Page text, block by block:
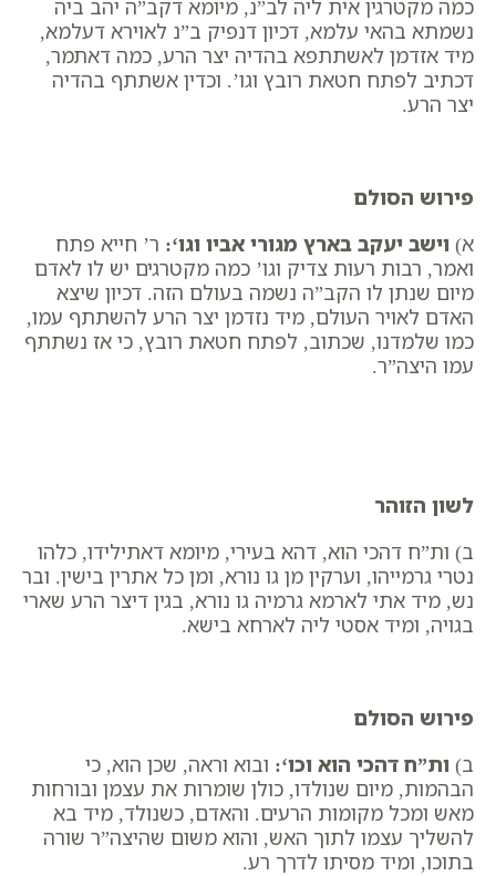
כמה מקטרגין אית ליה לב”נ, מיומא דקב”ה יהב ביה
נשמתא בהאי עלמא, דכיון דנפיק ב”נ לאוירא דעלמא,
מיד אזדמן לאשתתפא בהדיה יצר הרע, כמה דאתמר,
דכתיב לפתח חטאת רובץ וגו’. וכדין אשתתף בהדיה
יצר הרע.
פירוש הסולם
א) וישב יעקב בארץ מגורי אביו וגו‘: ר’ חייא פתח
ואמר, ​רבות רעות צדיק וגו’ כמה מקטרגים יש לו לאדם
מיום שנתן לו הקב”ה נשמה בעולם הזה. דכיון שיצא
האדם לאויר העולם, מיד נזדמן יצר הרע להשתתף עמו,
כמו שלמדנו, שכתוב,​ לפתח חטאת רובץ, כי אז נשתתף
עמו היצה”ר.
לשון הזוהר
ב) ות”ח דהכי הוא, דהא בעירי, מיומא דאתילידו, כלהו
נטרי גרמייהו, וערקין מן גו נורא, ומן כל אתרין בישין. ובר
נש, מיד אתי לארמא גרמיה גו נורא, בגין דיצר הרע שארי
בגויה, ומיד אסטי ליה לארחא בישא.
פירוש הסולם
ב) ות”ח דהכי הוא וכו‘: ובוא וראה, שכן הוא, כי
הבהמות, מיום שנולדו, כולן שומרות את עצמן ובורחות
מאש ומכל מקומות הרעים. והאדם, כשנולד, מיד בא
להשליך עצמו לתוך האש, והוא משום שהיצה”ר שורה
בתוכו, ומיד מסיתו לדרך רע.